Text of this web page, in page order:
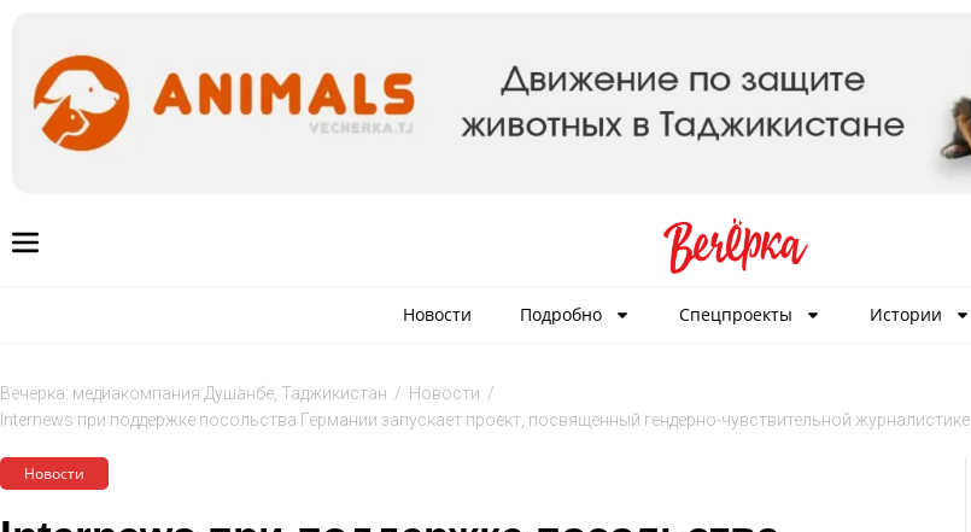
Новости Подробно Спецпроекты Истории
Вечёрка: медиакомпания Душанбе, Таджикистан / Новости /
Internews при поддержке посольства Германии запускает проект, посвященный гендерно-чувствительной журналистике
Новости